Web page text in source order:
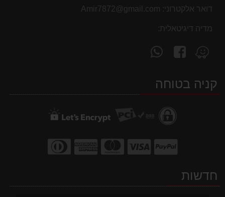
דואר אלקטרוני: Amir7872@gmail.com
מדיה דיגיטאלית:
מצא
אותנו
Waze
עקוב
אחרינו
facebookקניה בטוחה
חדשות